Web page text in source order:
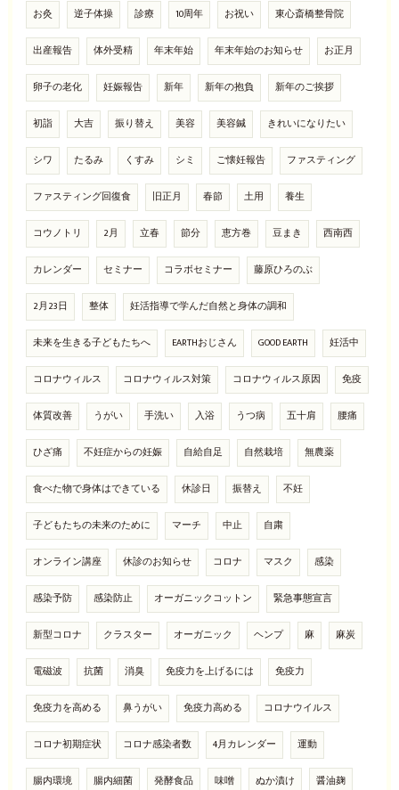
お灸 逆子体操 診療 10周年 お祝い 東心斎橋整骨院
出産報告 体外受精 年末年始 年末年始のお知らせ お正月
卵子の老化 妊娠報告 新年 新年の抱負 新年のご挨拶
初詣 大吉 振り替え 美容 美容鍼 きれいになりたい
シワ たるみ くすみ シミ ご懐妊報告 ファスティング
ファスティング回復食 旧正月 春節 土用 養生
コウノトリ 2月 立春 節分 恵方巻 豆まき 西南西
カレンダー セミナー コラボセミナー 藤原ひろのぶ
2月23日 整体 妊活指導で学んだ自然と身体の調和
未来を生きる子どもたちへ EARTHおじさん GOOD EARTH 妊活中
コロナウィルス コロナウィルス対策 コロナウィルス原因 免疫
体質改善 うがい 手洗い 入浴 うつ病 五十肩 腰痛
ひざ痛 不妊症からの妊娠 自給自足 自然栽培 無農薬
食べた物で身体はできている 休診日 振替え 不妊
子どもたちの未来のために マーチ 中止 自粛
オンライン講座 休診のお知らせ コロナ マスク 感染
感染予防 感染防止 オーガニックコットン 緊急事態宣言
新型コロナ クラスター オーガニック ヘンプ 麻 麻炭
電磁波 抗菌 消臭 免疫力を上げるには 免疫力
免疫力を高める 鼻うがい 免疫力高める コロナウイルス
コロナ初期症状 コロナ感染者数 4月カレンダー 運動
腸内環境 腸内細菌 発酵食品 味噌 ぬか漬け 醤油麹